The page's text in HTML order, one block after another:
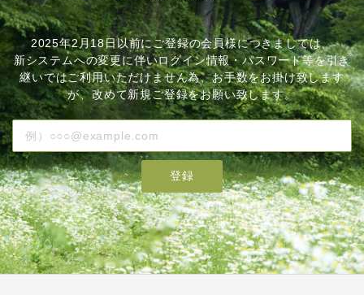
2025年2月18日以前にご登録の会員様につきましては、
新システムへの変更に伴いログイン情報・パスワード等を引き
継いではご利用いただけません為、お手数をお掛け致します
が、改めて新規ご登録をお願い致します。
登録